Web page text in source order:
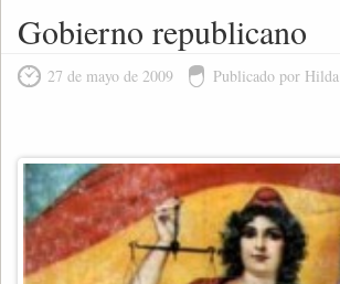
Gobierno republicano
27 de mayo de 2009 Publicado por Hilda